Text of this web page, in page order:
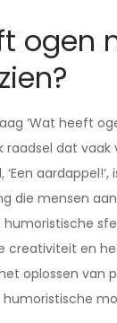
ogen
‘Wat heeft
raadsel dat
aardappel!’,
die mensen
creativiteit en
oplossen van